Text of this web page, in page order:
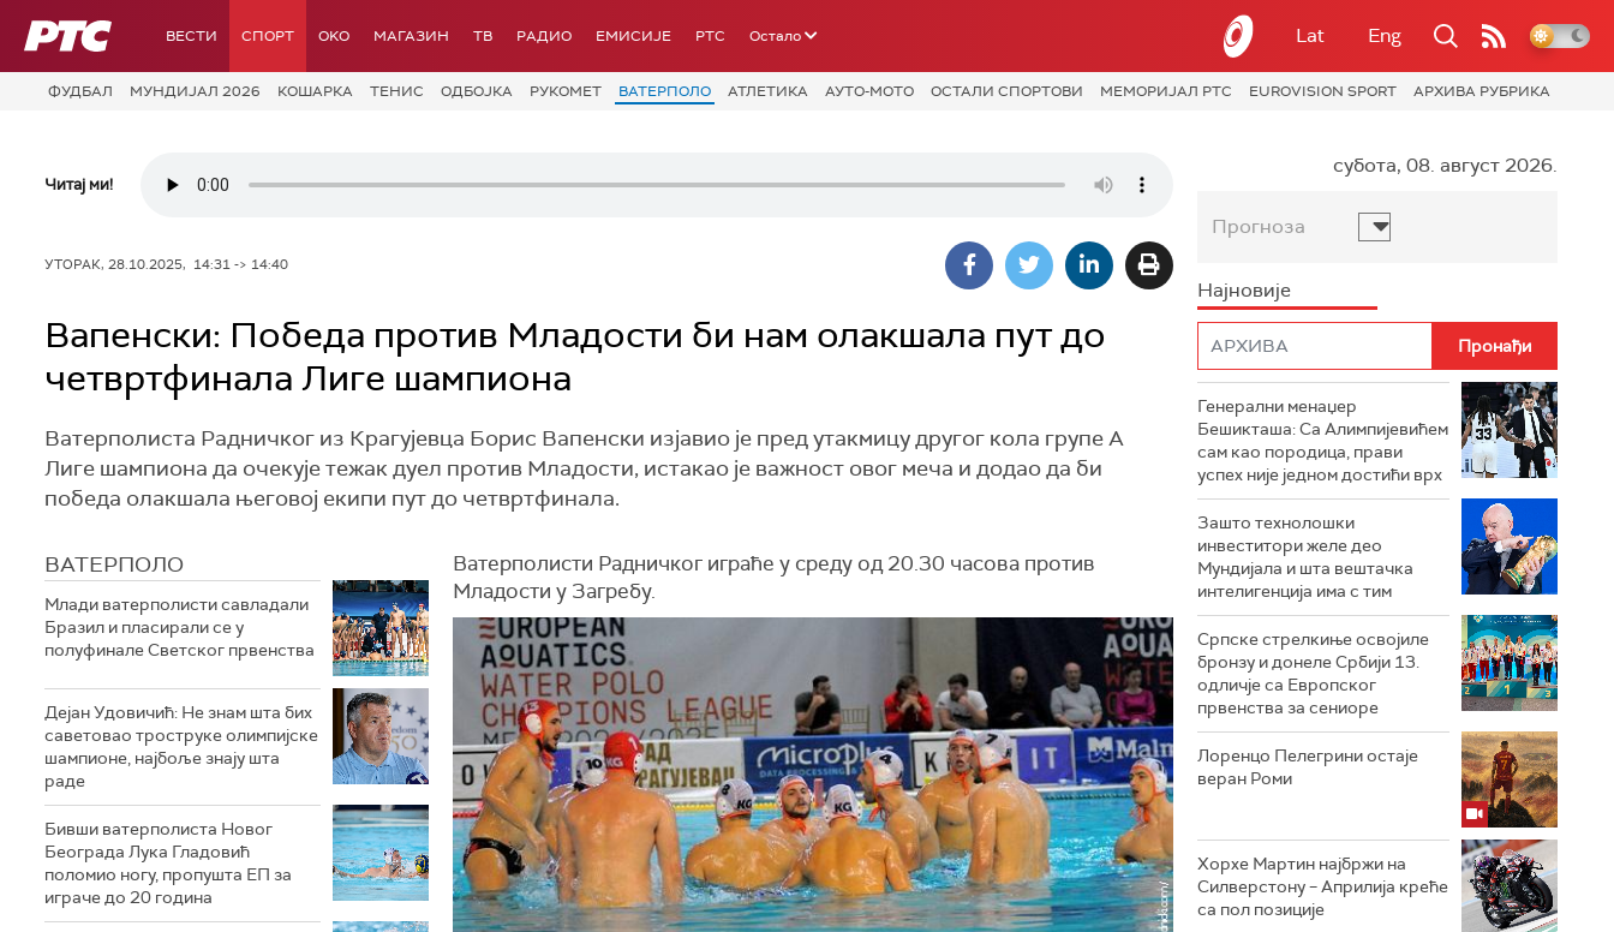
РТС ВЕСТИ СПОРТ OKO МАГАЗИН ТВ РАДИО ЕМИСИЈЕ РТС Остало Lat Eng
ФУДБАЛ МУНДИЈАЛ 2026 КОШАРКА ТЕНИС ОДБОЈКА РУКОМЕТ ВАТЕРПОЛО АТЛЕТИКА АУТО-МОТО ОСТАЛИ СПОРТОВИ МЕМОРИЈАЛ РТС EUROVISION SPORT АРХИВА РУБРИКА
Читај ми!
УТОРАК, 28.10.2025, 14:31 -> 14:40
Вапенски: Победа против Младости би нам олакшала пут до
четвртфинала Лиге шампиона
Ватерполиста Радничког из Крагујевца Борис Вапенски изјавио је пред утакмицу другог кола групе А
Лиге шампиона да очекује тежак дуел против Младости, истакао је важност овог меча и додао да би
победа олакшала његовој екипи пут до четвртфинала.
ВАТЕРПОЛО
Млади ватерполисти савладали
Бразил и пласирали се у
полуфинале Светског првенства
Дејан Удовичић: Не знам шта бих
саветовао троструке олимпијске
шампионе, најбоље знају шта
раде
Бивши ватерполиста Новог
Београда Лука Гладовић
поломио ногу, пропушта ЕП за
играче до 20 година
Ватерполисти Радничког играће у среду од 20.30 часова против
Младости у Загребу.
субота, 08. август 2026.
Прогноза
Најновије
Генерални менаџер
Бешикташа: Са Алимпијевићем
сам као породица, прави
успех није једном достићи врх
Зашто технолошки
инвеститори желе део
Мундијала и шта вештачка
интелигенција има с тим
Српске стрелкиње освојиле
бронзу и донеле Србији 13.
одличје са Европског
првенства за сениоре
Лоренцо Пелегрини остаје
веран Роми
Хорхе Мартин најбржи на
Силверстону – Априлија креће
са пол позиције